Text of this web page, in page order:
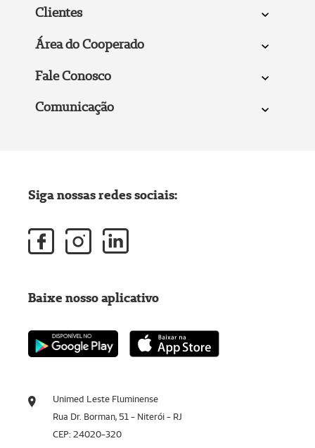
Clientes
Área do Cooperado
Fale Conosco
Comunicação
Unimed Leste Fluminense
Rua Dr. Borman, 51 - Niterói - RJ
CEP: 24020-320
Siga nossas redes sociais:
Baixe nosso aplicativo